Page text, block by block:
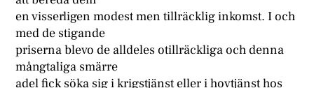
en visserligen modest men tillräcklig inkomst. I och
med de stigande
priserna blevo de alldeles otillräckliga och denna
mångtaliga smärre
adel fick söka sig i krigstjänst eller i hovtjänst hos